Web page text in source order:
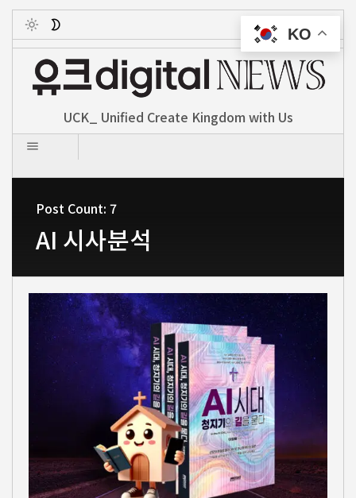
Toggle
UCK_ Unified Create Kingdom with Us
Post Count: 7
AI 시사분석
KO